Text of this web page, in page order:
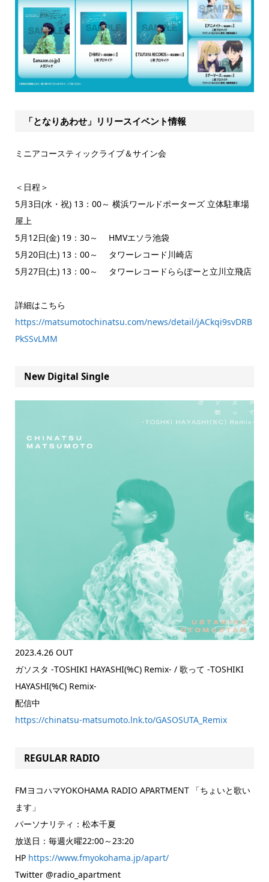
「となりあわせ」リリースイベント情報
ミニアコースティックライブ＆サイン会
＜日程＞
5月3日(水・祝) 13：00～ 横浜ワールドポーターズ 立体駐車場
屋上
5月12日(金) 19：30～ HMVエソラ池袋
5月20日(土) 13：00～ タワーレコード川崎店
5月27日(土) 13：00～ タワーレコードららぽーと立川立飛店
詳細はこちら
https://matsumotochinatsu.com/news/detail/jACkqi9svDRB
PkSSvLMM
New Digital Single
2023.4.26 OUT
ガソスタ -TOSHIKI HAYASHI(%C) Remix- / 歌って -TOSHIKI
HAYASHI(%C) Remix-
配信中
https://chinatsu-matsumoto.lnk.to/GASOSUTA_Remix
REGULAR RADIO
FMヨコハマYOKOHAMA RADIO APARTMENT 「ちょいと歌い
ます」
パーソナリティ：松本千夏
放送日：毎週火曜22:00～23:20
HP https://www.fmyokohama.jp/apart/
Twitter @radio_apartment